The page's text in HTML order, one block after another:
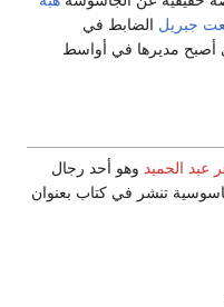
جبريل الضابط في
أصبح مديرها في أواسط
عبد الحميد وهو أحد رجال
تنشر في كتاب بعنوان